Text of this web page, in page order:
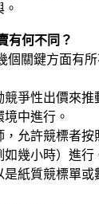
有何不同？
個關鍵方面有所
爭性出價來推
中進行。
允許競標者按
幾小時）進行
紙質競標單或